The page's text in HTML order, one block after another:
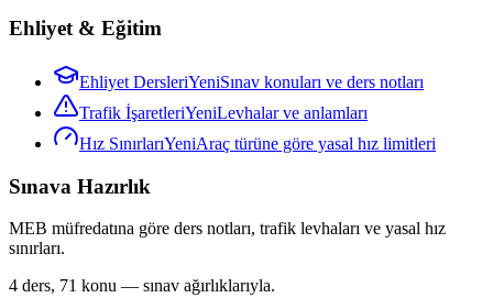
Ehliyet & Eğitim
Ehliyet DersleriYeniSınav konuları ve ders notları
Trafik İşaretleriYeniLevhalar ve anlamları
Hız SınırlarıYeniAraç türüne göre yasal hız limitleri
Sınava Hazırlık
MEB müfredatına göre ders notları, trafik levhaları ve yasal hız
sınırları.
4 ders, 71 konu — sınav ağırlıklarıyla.